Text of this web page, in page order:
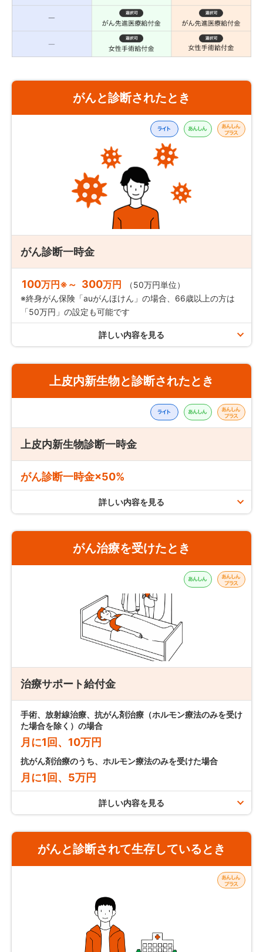
がんと診断されたとき
がん診断一時金
100万円※～ 300万円
（50万円単位）
※終身がん保険「auがんほけん」の場合、66歳以上の方は
「50万円」の設定も可能です
支払限度
終身がん保険「auがんほけん」の場合
保険期間(更新契約の保険期間を含む)を通じて
責任開始日以後の保険期間中に生まれてはじめて、がんと診
断されたときにお支払いします。
「auがんほけん」・「au定期がんほけん」の責任開始日
は、申込日からその日を含めて3ヶ月を経過した日の翌日
（3ヶ月を経過した日の翌日の応当日がない場合は、その月
の末日）になります。
申込日から3ヶ月以内にがん診断確定された場合は、ご契約
注意事項／お支払いできない場合
保障の対象となるがんは約款所定の悪性新生物をいい、
責任開始日以後の保険期間中に被保険者が死亡し、その
後にがんと診断された場合でも、がん診断一時金はお支
払いできません。
がん診断一時金のみのご契約（ライトコース）の場合
は、がん診断一時金のお支払い後に保険契約が消滅しま
詳しい内容を見る
上皮内新生物と診断されたとき
上皮内新生物診断一時金
がん診断一時金×50%
支払限度
定期がん保険「au定期がんほけん」の場合
保険期間(更新契約の保険期間を含む)を通じて
支払条件
責任開始日以後の保険期間中に
きにお支払いします。
注意事項／お支払いできない場合
生物と診断されたときは、お支払いできません。
保障の対象となる上皮内新生物は約款所定の上皮内新生
責任開始日以後の保険期間中に被保険者が死亡し、その
後に上皮内新生物と診断された場合、上皮内新生物診断
一時金はお支払いできません。
詳しい内容を見る
がん治療を受けたとき
治療サポート給付金
手術、放射線治療、抗がん剤治療（ホルモン療法のみを受け
た場合を除く）の場合
月に1回、10万円
抗がん剤治療のうち、ホルモン療法のみを受けた場合
月に1回、5万円
支払限度
手術、放射線治療、抗がん剤治療（ホルモン療法のみを受け
た場合を除く）の場合：回数無制限
抗がん剤治療のうち、ホルモン療法のみを受けた場合：保険
最大60回まで
詳しい内容を見る
がんと診断されて生存しているとき